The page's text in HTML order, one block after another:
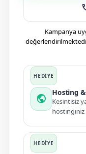
Kampanya
public
Hosting
Kesintisiz
hostinginiz